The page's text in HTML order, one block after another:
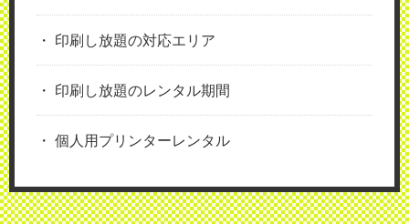
印刷し放題の対応エリア
印刷し放題のレンタル期間
個人用プリンターレンタル